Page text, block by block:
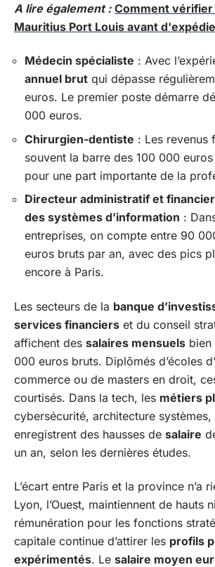
A lire également : Comment vérifier
Mauritius Port Louis avant
Médecin spécialiste : Avec
annuel brut qui dépasse
euros. Le premier poste démarre
000 euros.
Chirurgien-dentiste : Les revenus
souvent la barre des 100 000
pour une part importante de la
Directeur administratif et financier
des systèmes d’information :
entreprises, on compte entre 90
euros bruts par an, avec des pics
encore à Paris.
Les secteurs de la banque
services financiers et du conseil
affichent des salaires mensuels bien
000 euros bruts. Diplômés d’écoles
commerce ou de masters en droit,
courtisés. Dans la tech, les métiers
cybersécurité, architecture systèmes,
enregistrent des hausses de salaire
un an, selon les dernières études.
L’écart entre Paris et la province n’a
Lyon, l’Ouest, maintiennent de hauts
rémunération pour les fonctions
capitale continue d’attirer les profils
expérimentés. Le salaire moyen